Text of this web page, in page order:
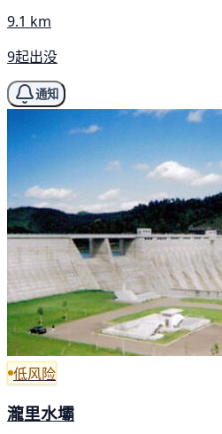
9.1 km
9起出没
通知
低风险
瀧里水壩